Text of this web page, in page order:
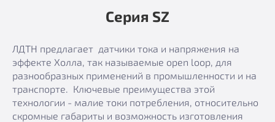
Серия SZ
ЛДТН предлагает датчики тока и напряжения на
эффекте Холла, так называемые open loop, для
разнообразных применений в промышленности и на
транспорте. Ключевые преимущества этой
технологии - малие токи потребления, относительно
скромные габариты и возможность изготовления